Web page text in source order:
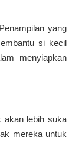
yang
si kecil
menyiapkan
akan lebih suka
mereka untuk